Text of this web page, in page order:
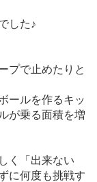
した♪
プで止めたりと
ールを作るキッ
が乗る面積を増
く「出来ない
に何度も挑戦す